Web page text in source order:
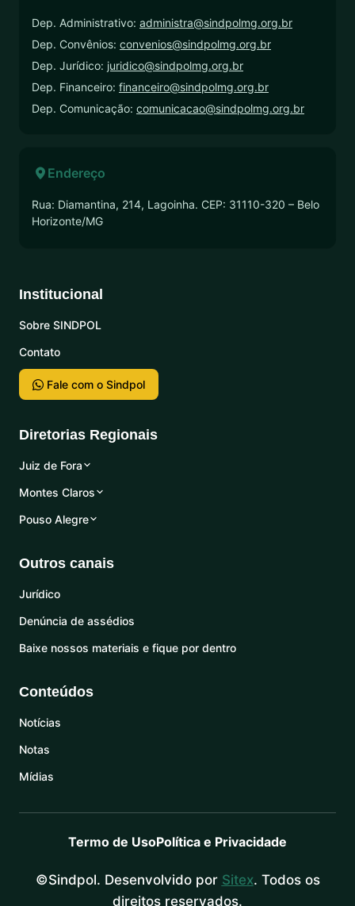
Dep. Administrativo: administra@sindpolmg.org.br
Dep. Convênios: convenios@sindpolmg.org.br
Dep. Jurídico: juridico@sindpolmg.org.br
Dep. Financeiro: financeiro@sindpolmg.org.br
Dep. Comunicação: comunicacao@sindpolmg.org.br
Endereço
Rua: Diamantina, 214, Lagoinha. CEP: 31110-320 – Belo
Horizonte/MG
Institucional
Sobre SINDPOL
Contato
Fale com o Sindpol
Diretorias Regionais
Juiz de Fora
Montes Claros
Pouso Alegre
Outros canais
Jurídico
Denúncia de assédios
Baixe nossos materiais e fique por dentro
Conteúdos
Notícias
Notas
Mídias
Termo de UsoPolítica e Privacidade
©Sindpol. Desenvolvido por Sitex. Todos os
direitos reservados.